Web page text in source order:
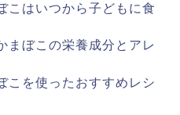
はいつから子どもに食
ぼこの栄養成分とアレ
を使ったおすすめレシ